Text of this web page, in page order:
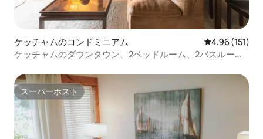
ケッチャムのコンドミニアム レビュー151
4.96 (151)
ケッチャムのダウンタウン、2ベッドルーム、2バスルー
スーパーホスト
スーパーホスト